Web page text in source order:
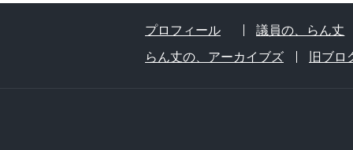
プロフィール
議員の、らん丈
らん丈の、アーカイブズ
旧ブロ